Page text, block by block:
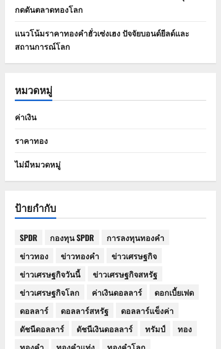
กดดันตลาดทองโลก
แนวโน้มราคาทองคำฮั่วเซ่งเฮง ปัจจัยบอนด์ยีลด์และ
สถานการณ์โลก
หมวดหมู่
ค่าเงิน
ราคาทอง
ไม่มีหมวดหมู่
ป้ายกำกับ
SPDR กองทุน SPDR
การลงทุนทองคำ
ข่าวทอง
ข่าวทองคำ
ข่าวเศรษฐกิจ
ข่าวเศรษฐกิจวันนี้
ข่าวเศรษฐกิจสหรัฐ
ข่าวเศรษฐกิจโลก
ค่าเงินดอลลาร์
ดอกเบี้ยเฟด
ดอลลาร์
ดอลลาร์สหรัฐ
ดอลลาร์แข็งค่า
ดัชนีดอลลาร์
ดัชนีเงินดอลลาร์ ทรัมป์
ทอง